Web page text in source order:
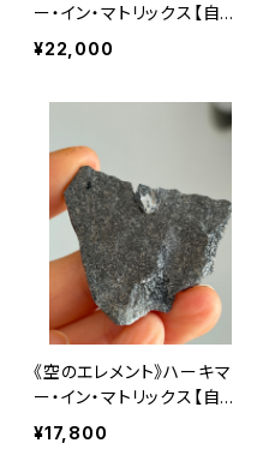
ー・イン・マトリックス【自分
につながる扉を開く】
¥22,000
《空のエレメント》ハーキマ
ー・イン・マトリックス【自分
につながる扉を開く】
¥17,800